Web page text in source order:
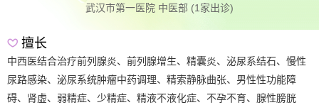
武汉市第一医院 中医部 (1家出诊)
擅长
中西医结合治疗前列腺炎、前列腺增生、精囊炎、泌尿系结石、慢性
尿路感染、泌尿系统肿瘤中药调理、精索静脉曲张、男性性功能障
碍、肾虚、弱精症、少精症、精液不液化症、不孕不育、腺性膀胱